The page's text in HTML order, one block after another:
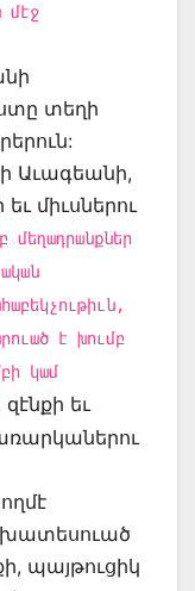
մէջ
տեղի
Աւագեանի,
միւսներու
մեղադրանքներ
է խումբ
կամ
զէնքի եւ
պայթուցիկ